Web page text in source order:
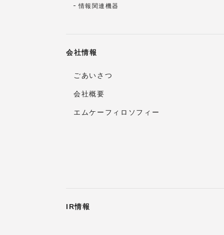
情報関連機器
会社情報
ごあいさつ
会社概要
エムケーフィロソフィー
IR情報